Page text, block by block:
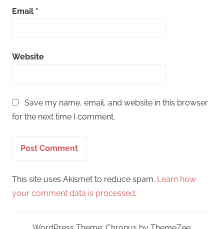
Email *
Website
Save my name, email, and website in this browser
for the next time I comment.
This site uses Akismet to reduce spam. Learn how
your comment data is processed.